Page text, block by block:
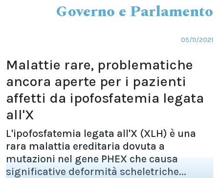
Governo e Parlamento
05/11/2021
Malattie rare, problematiche
ancora aperte per i pazienti
affetti da ipofosfatemia legata
all'X
L'ipofosfatemia legata all'X (XLH) è una
rara malattia ereditaria dovuta a
mutazioni nel gene PHEX che causa
significative deformità scheletriche...